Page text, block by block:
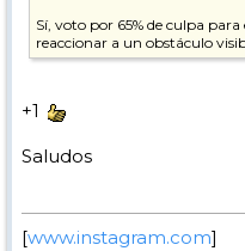
Sí, voto por 65% de culpa
reaccionar a un obstáculo
+1
Saludos
[www.instagram.com]